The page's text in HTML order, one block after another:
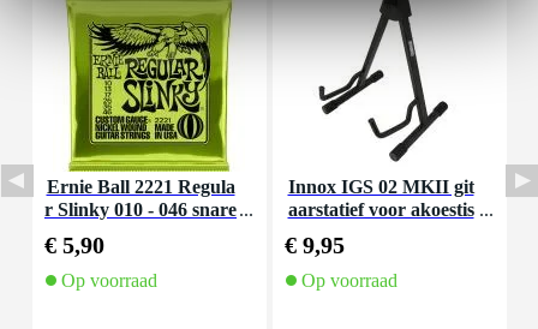
Ernie Ball 2221 Regula
r Slinky 010 - 046 snare
€ 5,90
Op voorraad
Innox IGS 02 MKII git
aarstatief voor akoestis
€ 9,95
Op voorraad